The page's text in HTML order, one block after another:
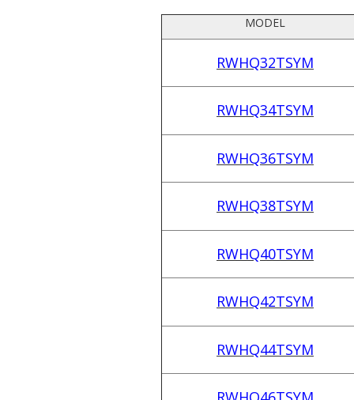
MODEL
RWHQ32TSYM
RWHQ34TSYM
RWHQ36TSYM
RWHQ38TSYM
RWHQ40TSYM
RWHQ42TSYM
RWHQ44TSYM